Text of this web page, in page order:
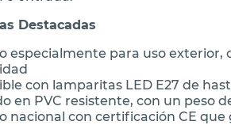
Destacadas
especialmente para uso exterior,
con lamparitas LED E27 de
en PVC resistente, con un peso
nacional con certificación CE